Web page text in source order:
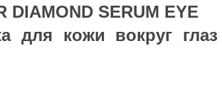
DIAMOND SERUM EYE
для кожи вокруг